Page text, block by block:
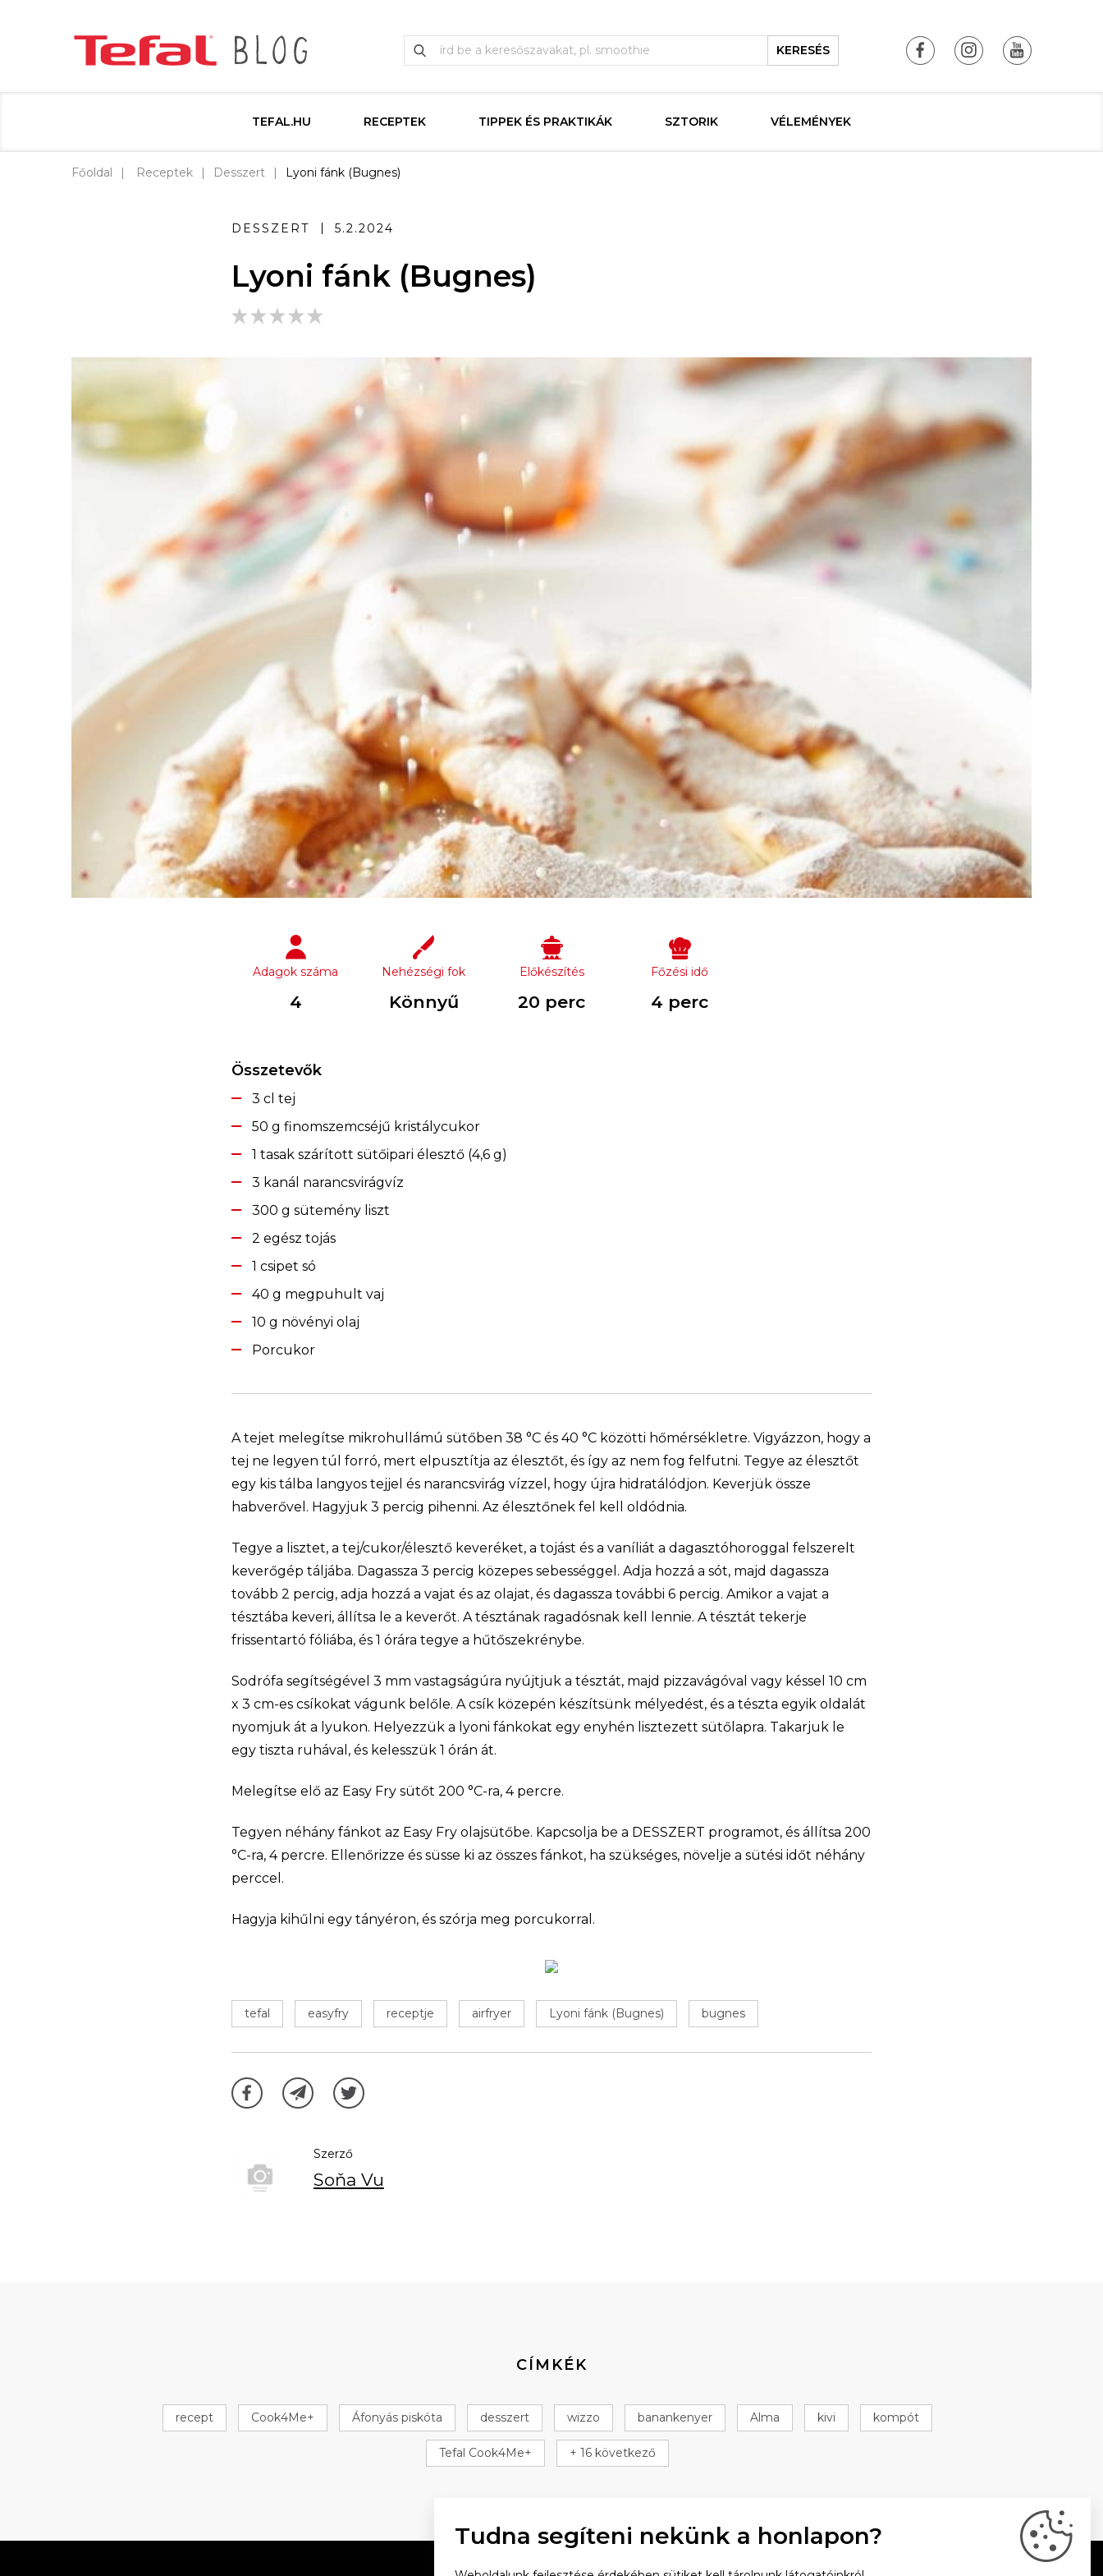
KERESÉS
TEFAL.HU RECEPTEK TIPPEK ÉS PRAKTIKÁK SZTORIK VÉLEMÉNYEK
Főoldal Receptek Desszert Lyoni fánk (Bugnes)
DESSZERT 5.2.2024
Lyoni fánk (Bugnes)
Adagok száma
4
Nehézségi fok
Könnyű
Előkészítés
20 perc
Főzési idő
4 perc
Összetevők
3 cl tej
50 g finomszemcséjű kristálycukor
1 tasak szárított sütőipari élesztő (4,6 g)
3 kanál narancsvirágvíz
300 g sütemény liszt
2 egész tojás
1 csipet só
40 g megpuhult vaj
10 g növényi olaj
Porcukor
A tejet melegítse mikrohullámú sütőben 38 °C és 40 °C közötti hőmérsékletre. Vigyázzon, hogy a
tej ne legyen túl forró, mert elpusztítja az élesztőt, és így az nem fog felfutni. Tegye az élesztőt
egy kis tálba langyos tejjel és narancsvirág vízzel, hogy újra hidratálódjon. Keverjük össze
habverővel. Hagyjuk 3 percig pihenni. Az élesztőnek fel kell oldódnia.
Tegye a lisztet, a tej/cukor/élesztő keveréket, a tojást és a vaníliát a dagasztóhoroggal felszerelt
keverőgép táljába. Dagassza 3 percig közepes sebességgel. Adja hozzá a sót, majd dagassza
tovább 2 percig, adja hozzá a vajat és az olajat, és dagassza további 6 percig. Amikor a vajat a
tésztába keveri, állítsa le a keverőt. A tésztának ragadósnak kell lennie. A tésztát tekerje
frissentartó fóliába, és 1 órára tegye a hűtőszekrénybe.
Sodrófa segítségével 3 mm vastagságúra nyújtjuk a tésztát, majd pizzavágóval vagy késsel 10 cm
x 3 cm-es csíkokat vágunk belőle. A csík közepén készítsünk mélyedést, és a tészta egyik oldalát
nyomjuk át a lyukon. Helyezzük a lyoni fánkokat egy enyhén lisztezett sütőlapra. Takarjuk le
egy tiszta ruhával, és kelesszük 1 órán át.
Melegítse elő az Easy Fry sütőt 200 °C-ra, 4 percre.
Tegyen néhány fánkot az Easy Fry olajsütőbe. Kapcsolja be a DESSZERT programot, és állítsa 200
°C-ra, 4 percre. Ellenőrizze és süsse ki az összes fánkot, ha szükséges, növelje a sütési időt néhány
perccel.
Hagyja kihűlni egy tányéron, és szórja meg porcukorral.
tefal easyfry receptje airfryer Lyoni fánk (Bugnes) bugnes
Szerző
Soňa Vu
CÍMKÉK
recept Cook4Me+ Áfonyás piskóta desszert wizzo banankenyer Alma kivi kompót
Tefal Cook4Me+ + 16 következő
Tudna segíteni nekünk a honlapon?